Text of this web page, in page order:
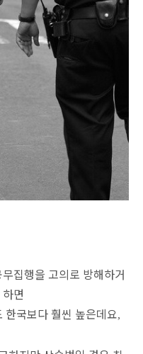
집행을 고의로 방해하거
면
한국보다 훨씬 높은데요,